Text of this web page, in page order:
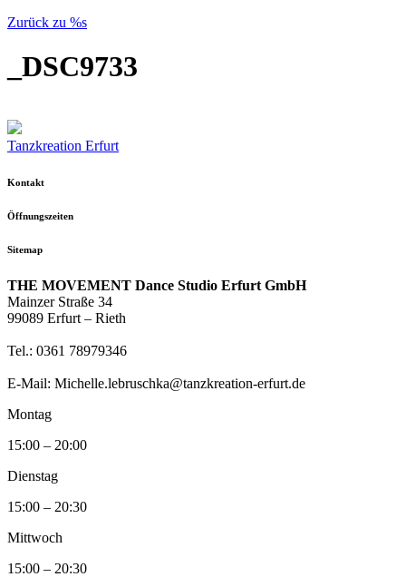
Zurück zu %s
_DSC9733
Tanzkreation Erfurt
Kontakt
Öffnungszeiten
Sitemap
THE MOVEMENT Dance Studio Erfurt GmbH
Mainzer Straße 34
99089 Erfurt – Rieth
Tel.: 0361 78979346
E-Mail: Michelle.lebruschka@tanzkreation-erfurt.de
Montag
15:00 – 20:00
Dienstag
15:00 – 20:30
Mittwoch
15:00 – 20:30